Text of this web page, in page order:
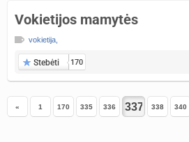
Vokietijos mamytės
vokietija
Stebėti 170
« 1 170 335 336 338 340